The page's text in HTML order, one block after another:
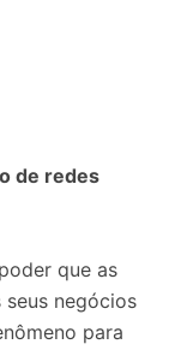
de redes
que as
negócios
para